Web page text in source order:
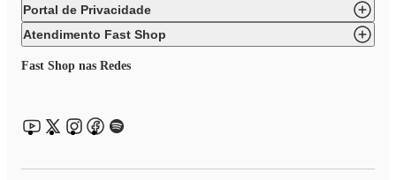
Portal de Privacidade
Atendimento Fast Shop
Fast Shop nas Redes